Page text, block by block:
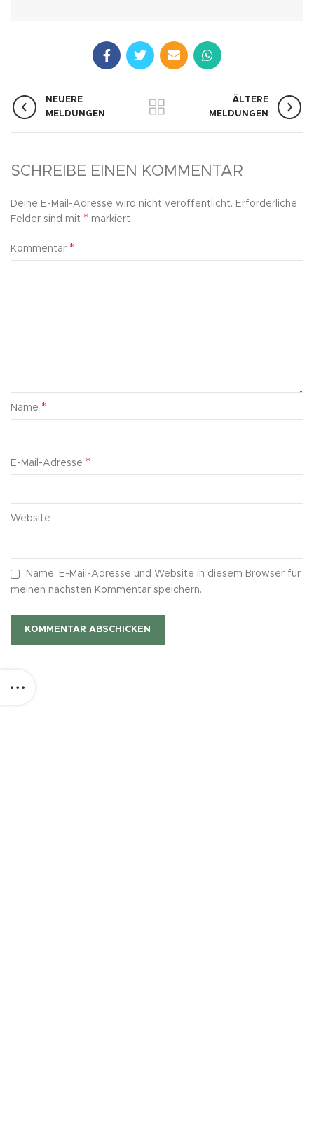
NEUERE
MELDUNGEN
ÄLTERE
MELDUNGEN
SCHREIBE EINEN KOMMENTAR
Deine E-Mail-Adresse wird nicht veröffentlicht. Erforderliche
Felder sind mit * markiert
Kommentar *
Name *
E-Mail-Adresse *
Website
Name, E-Mail-Adresse und Website in diesem Browser für
meinen nächsten Kommentar speichern.